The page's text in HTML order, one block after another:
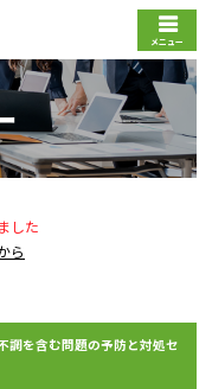
メニュー
した
ら
調を含む問題の予防と対処セ